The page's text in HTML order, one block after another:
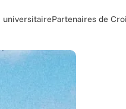
universitairePartenaires de